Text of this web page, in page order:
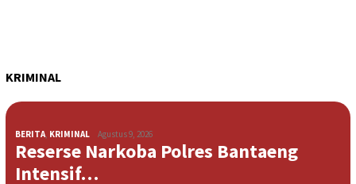
KRIMINAL
BERITA, KRIMINAL Agustus 9, 2026
Reserse Narkoba Polres Bantaeng
Intensif…